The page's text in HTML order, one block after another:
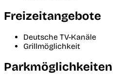
Freizeitangebote
Deutsche TV-Kanäle
Grillmöglichkeit
Parkmöglichkeiten